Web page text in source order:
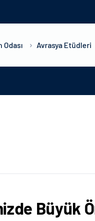
Odası Avrasya Etüdleri
Büyük